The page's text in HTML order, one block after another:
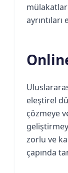
ayrıntıları
eleştirel
çözmeye
zorlu ve
çapında